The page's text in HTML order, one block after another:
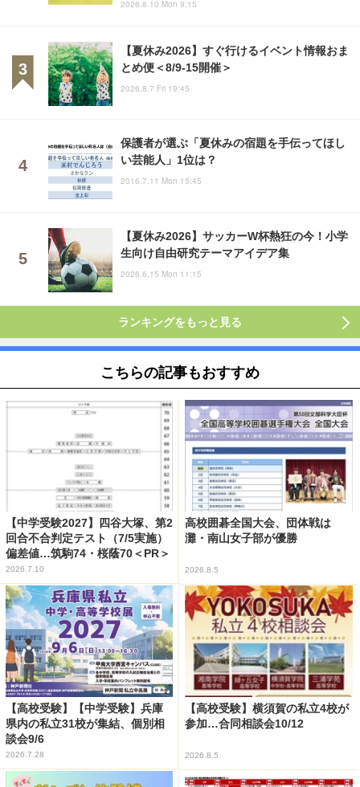
2026.8.10 Mon 9:15
【夏休み2026】すぐ行けるイベント情報おま
とめ便＜8/9-15開催＞
2026.8.7 Fri 19:45
保護者が選ぶ「夏休みの宿題を手伝ってほし
い芸能人」1位は？
2016.7.11 Mon 15:45
【夏休み2026】サッカーW杯熱狂の今！小学
生向け自由研究テーマアイデア集
2026.6.15 Mon 11:15
ランキングをもっと見る
こちらの記事もおすすめ
【中学受験2027】四谷大塚、第2
回合不合判定テスト（7/5実施）
偏差値…筑駒74・桜蔭70＜PR＞
2026.7.10
高校囲碁全国大会、団体戦は
灘・南山女子部が優勝
2026.8.5
【高校受験】【中学受験】兵庫
県内の私立31校が集結、個別相
談会9/6
2026.7.28
【高校受験】横須賀の私立4校が
参加…合同相談会10/12
2026.8.5